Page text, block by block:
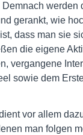
werden
gerankt, wie
dass man sie
die eigene
vergangene
sowie dem
vor allem
man folgen